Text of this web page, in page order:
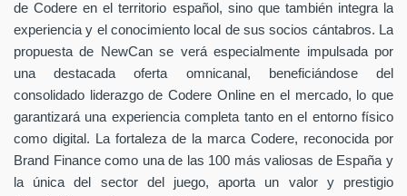
de Codere en el territorio español, sino que también integra la
experiencia y el conocimiento local de sus socios cántabros. La
propuesta de NewCan se verá especialmente impulsada por
una destacada oferta omnicanal, beneficiándose del
consolidado liderazgo de Codere Online en el mercado, lo que
garantizará una experiencia completa tanto en el entorno físico
como digital. La fortaleza de la marca Codere, reconocida por
Brand Finance como una de las 100 más valiosas de España y
la única del sector del juego, aporta un valor y prestigio